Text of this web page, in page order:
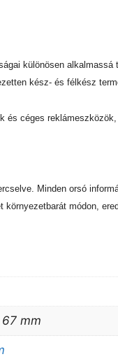
különösen
kész- és félkész
és céges
Minden orsó
módon,
mm